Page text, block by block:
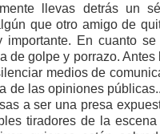
llevas detrás un
que otro amigo de
importante. En cuanto
de golpe y porrazo. Antes
medios de
de las opiniones
a ser una presa
tiradores de la